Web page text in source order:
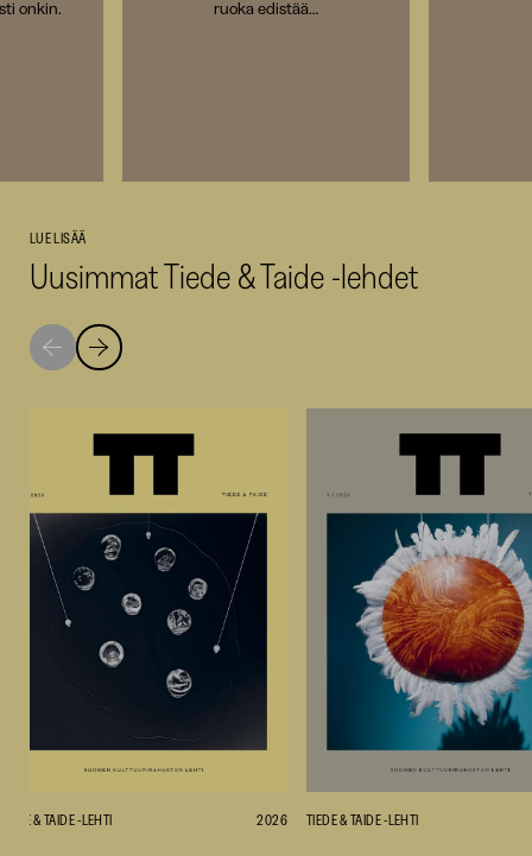
onkin. ruoka edistää…
LUE LISÄÄ
Uusimmat Tiede & Taide -lehdet
Siirry
seuraavaan
Siirry
edelliseen
TIEDE & TAIDE -LEHTI 2026 TIEDE & TAIDE -LEHTI